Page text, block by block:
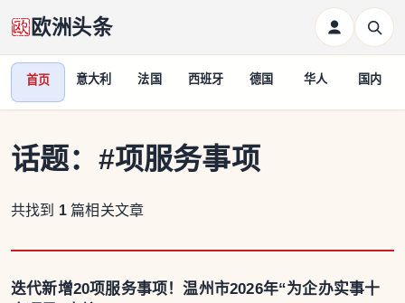
欧洲头条
首页 意大利 法国 西班牙 德国 华人 国内
话题： #项服务事项
共找到 1 篇相关文章
迭代新增20项服务事项！温州市2026年“为企办实事十